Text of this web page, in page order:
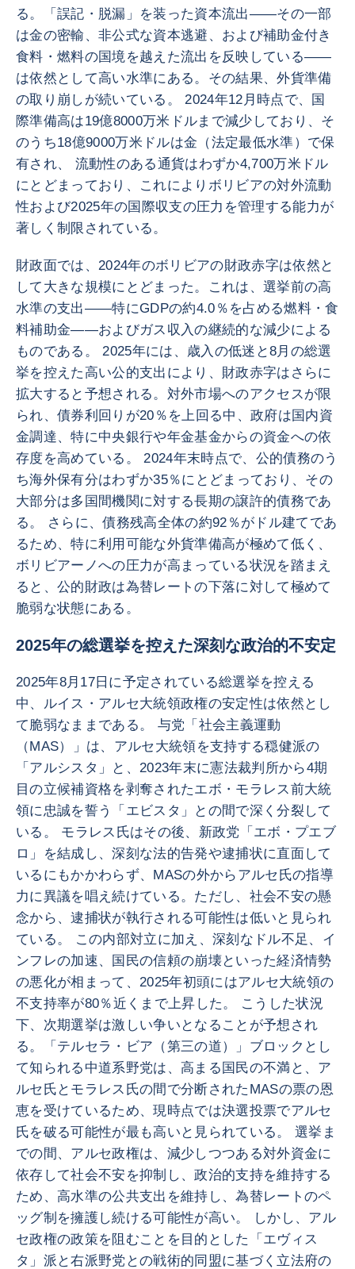
る。「誤記・脱漏」を装った資本流出――その一部
は金の密輸、非公式な資本逃避、および補助金付き
食料・燃料の国境を越えた流出を反映している――
は依然として高い水準にある。その結果、外貨準備
の取り崩しが続いている。 2024年12月時点で、国
際準備高は19億8000万米ドルまで減少しており、そ
のうち18億9000万米ドルは金（法定最低水準）で保
有され、 流動性のある通貨はわずか4,700万米ドル
にとどまっており、これによりボリビアの対外流動
性および2025年の国際収支の圧力を管理する能力が
著しく制限されている。
財政面では、2024年のボリビアの財政赤字は依然と
して大きな規模にとどまった。これは、選挙前の高
水準の支出――特にGDPの約4.0％を占める燃料・食
料補助金――およびガス収入の継続的な減少による
ものである。 2025年には、歳入の低迷と8月の総選
挙を控えた高い公的支出により、財政赤字はさらに
拡大すると予想される。対外市場へのアクセスが限
られ、債券利回りが20％を上回る中、政府は国内資
金調達、特に中央銀行や年金基金からの資金への依
存度を高めている。 2024年末時点で、公的債務のう
ち海外保有分はわずか35％にとどまっており、その
大部分は多国間機関に対する長期の譲許的債務であ
る。 さらに、債務残高全体の約92％がドル建てであ
るため、特に利用可能な外貨準備高が極めて低く、
ボリビアーノへの圧力が高まっている状況を踏まえ
ると、公的財政は為替レートの下落に対して極めて
脆弱な状態にある。
2025年の総選挙を控えた深刻な政治的不安定
2025年8月17日に予定されている総選挙を控える
中、ルイス・アルセ大統領政権の安定性は依然とし
て脆弱なままである。 与党「社会主義運動
（MAS）」は、アルセ大統領を支持する穏健派の
「アルシスタ」と、2023年末に憲法裁判所から4期
目の立候補資格を剥奪されたエボ・モラレス前大統
領に忠誠を誓う「エビスタ」との間で深く分裂して
いる。 モラレス氏はその後、新政党「エボ・プエブ
ロ」を結成し、深刻な法的告発や逮捕状に直面して
いるにもかかわらず、MASの外からアルセ氏の指導
力に異議を唱え続けている。ただし、社会不安の懸
念から、逮捕状が執行される可能性は低いと見られ
ている。 この内部対立に加え、深刻なドル不足、イ
ンフレの加速、国民の信頼の崩壊といった経済情勢
の悪化が相まって、2025年初頭にはアルセ大統領の
不支持率が80％近くまで上昇した。 こうした状況
下、次期選挙は激しい争いとなることが予想され
る。「テルセラ・ビア（第三の道）」ブロックとし
て知られる中道系野党は、高まる国民の不満と、ア
ルセ氏とモラレス氏の間で分断されたMASの票の恩
恵を受けているため、現時点では決選投票でアルセ
氏を破る可能性が最も高いと見られている。 選挙ま
での間、アルセ政権は、減少しつつある対外資金に
依存して社会不安を抑制し、政治的支持を維持する
ため、高水準の公共支出を維持し、為替レートのペ
ッグ制を擁護し続ける可能性が高い。 しかし、アル
セ政権の政策を阻むことを目的とした「エヴィス
タ」派と右派野党との戦術的同盟に基づく立法府の